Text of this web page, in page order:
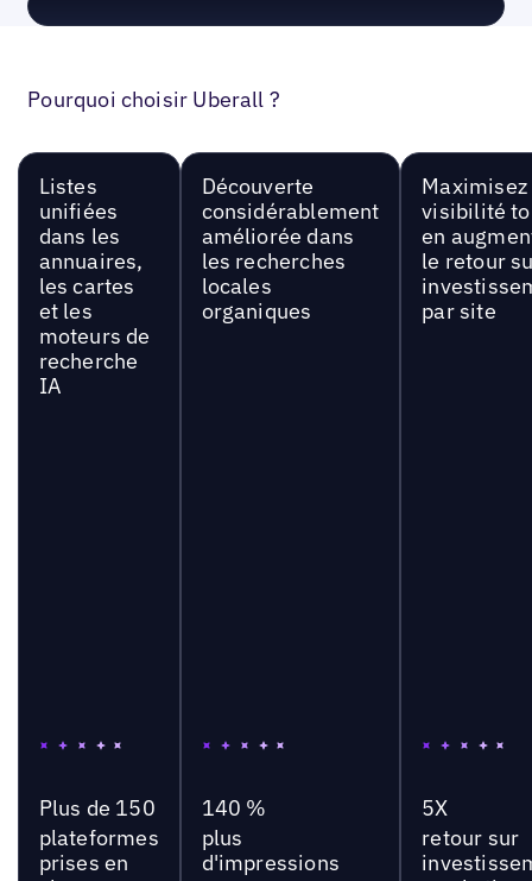
Pourquoi choisir Uberall ?
Listes
unifiées
dans les
annuaires,
les cartes
et les
moteurs de
recherche
IA
Plus de 150
plateformes
prises en
Découverte
considérablement
améliorée dans
les recherches
locales
organiques
140 %
plus
d'impressions
Maximisez
visibilité
en
le retour
par site
5X
retour sur